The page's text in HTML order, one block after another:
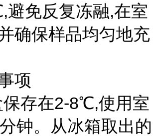
免反复冻融,在室
确保样品均匀地充
项
存在2-8℃,使用室
钟。从冰箱取出的